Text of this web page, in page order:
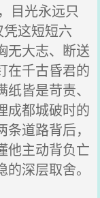
目光永远只
凭这短短六
无大志、断送
在千古昏君的
皆是苛责、
成都城破时的
道路背后，
他主动背负亡
深层取舍。